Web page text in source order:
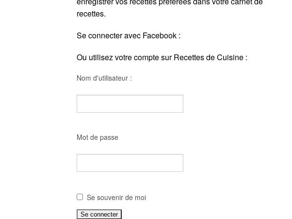
recettes.
Se connecter avec Facebook :
Ou utilisez votre compte sur Recettes de Cuisine :
Nom d'utilisateur :
Mot de passe
Se souvenir de moi